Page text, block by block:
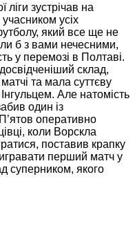
зустрічав на
усіх
який все ще не
б з вами нечесними,
у перемозі в Полтаві.
склад,
та мала суттєву
Інгульцем. Але натомість
один із
оперативно
коли Ворскла
поставив крапку
перший матч у
суперником, якого